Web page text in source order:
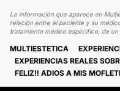
La información que aparece en
relación entre el paciente y su
tratamiento médico específico, de
MULTIESTETICA
EXPERIENCIAS REALES
FELIZ!! ADIOS A MIS